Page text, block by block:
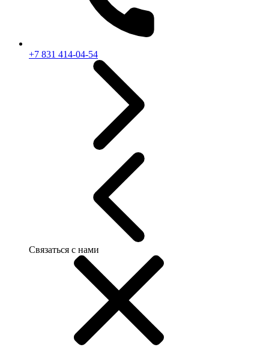
+7 831 414-04-54
Связаться с нами